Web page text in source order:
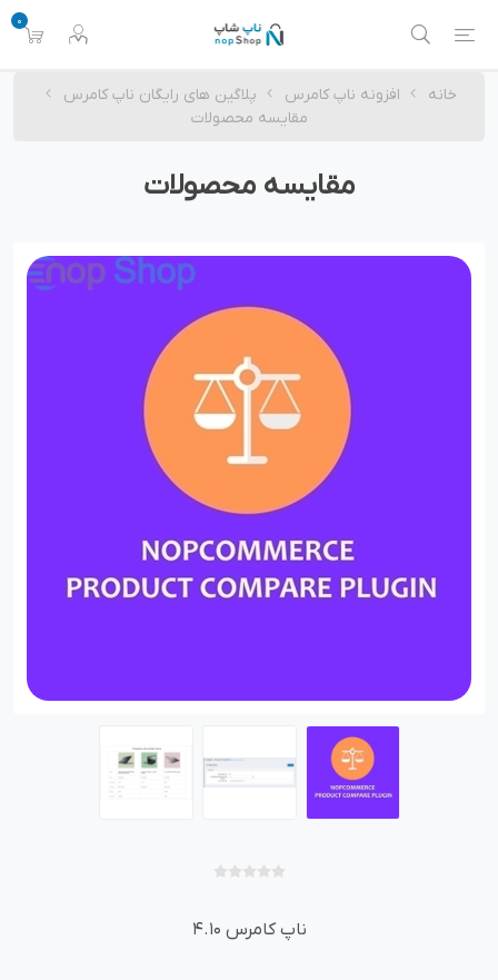
0
خانه افزونه ناپ کامرس
پلاگین های رایگان ناپ کامرس
مقایسه محصولات
مقایسه محصولات
ناپ کامرس 4.10